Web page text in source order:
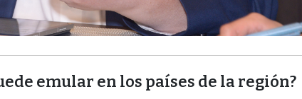
emular en los países de la región?